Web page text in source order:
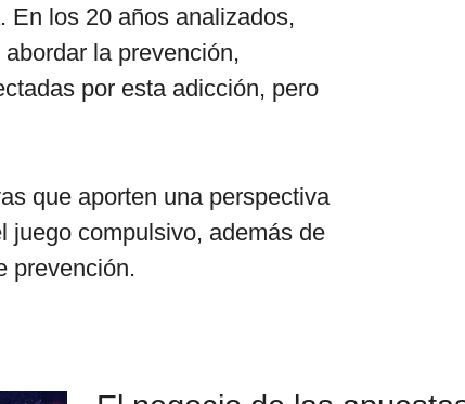
En los 20 años analizados,
la prevención,
por esta adicción, pero
que aporten una perspectiva
juego compulsivo, además de
prevención.